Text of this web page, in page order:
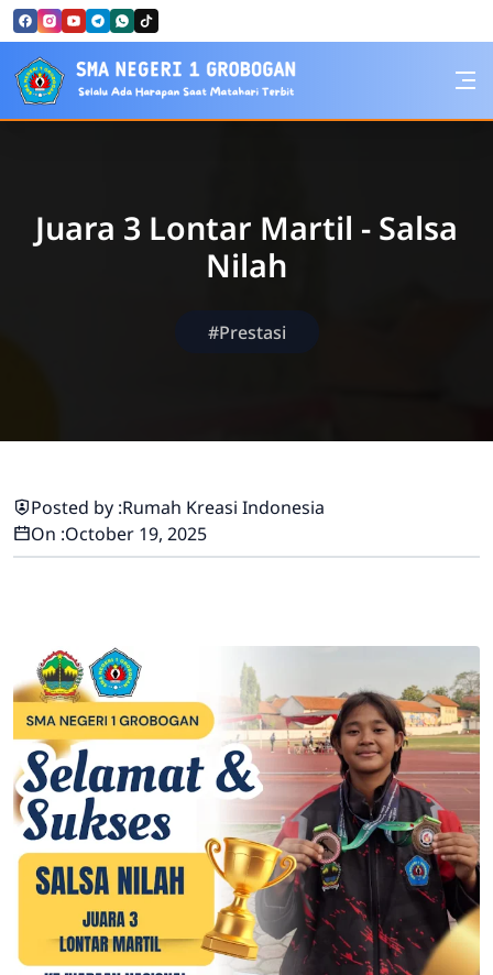
Skip to Content
SMA Negeri 1 Grobogan
Juara 3 Lontar Martil - Salsa
Nilah
#Prestasi
Posted by :Rumah Kreasi Indonesia
On :October 19, 2025